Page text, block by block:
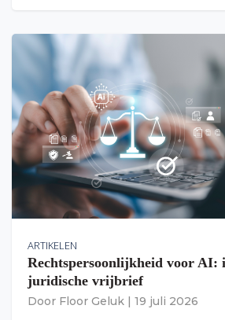
ARTIKELEN
Rechtspersoonlijkheid voor AI:
juridische vrijbrief
Door Floor Geluk 19 juli 2026